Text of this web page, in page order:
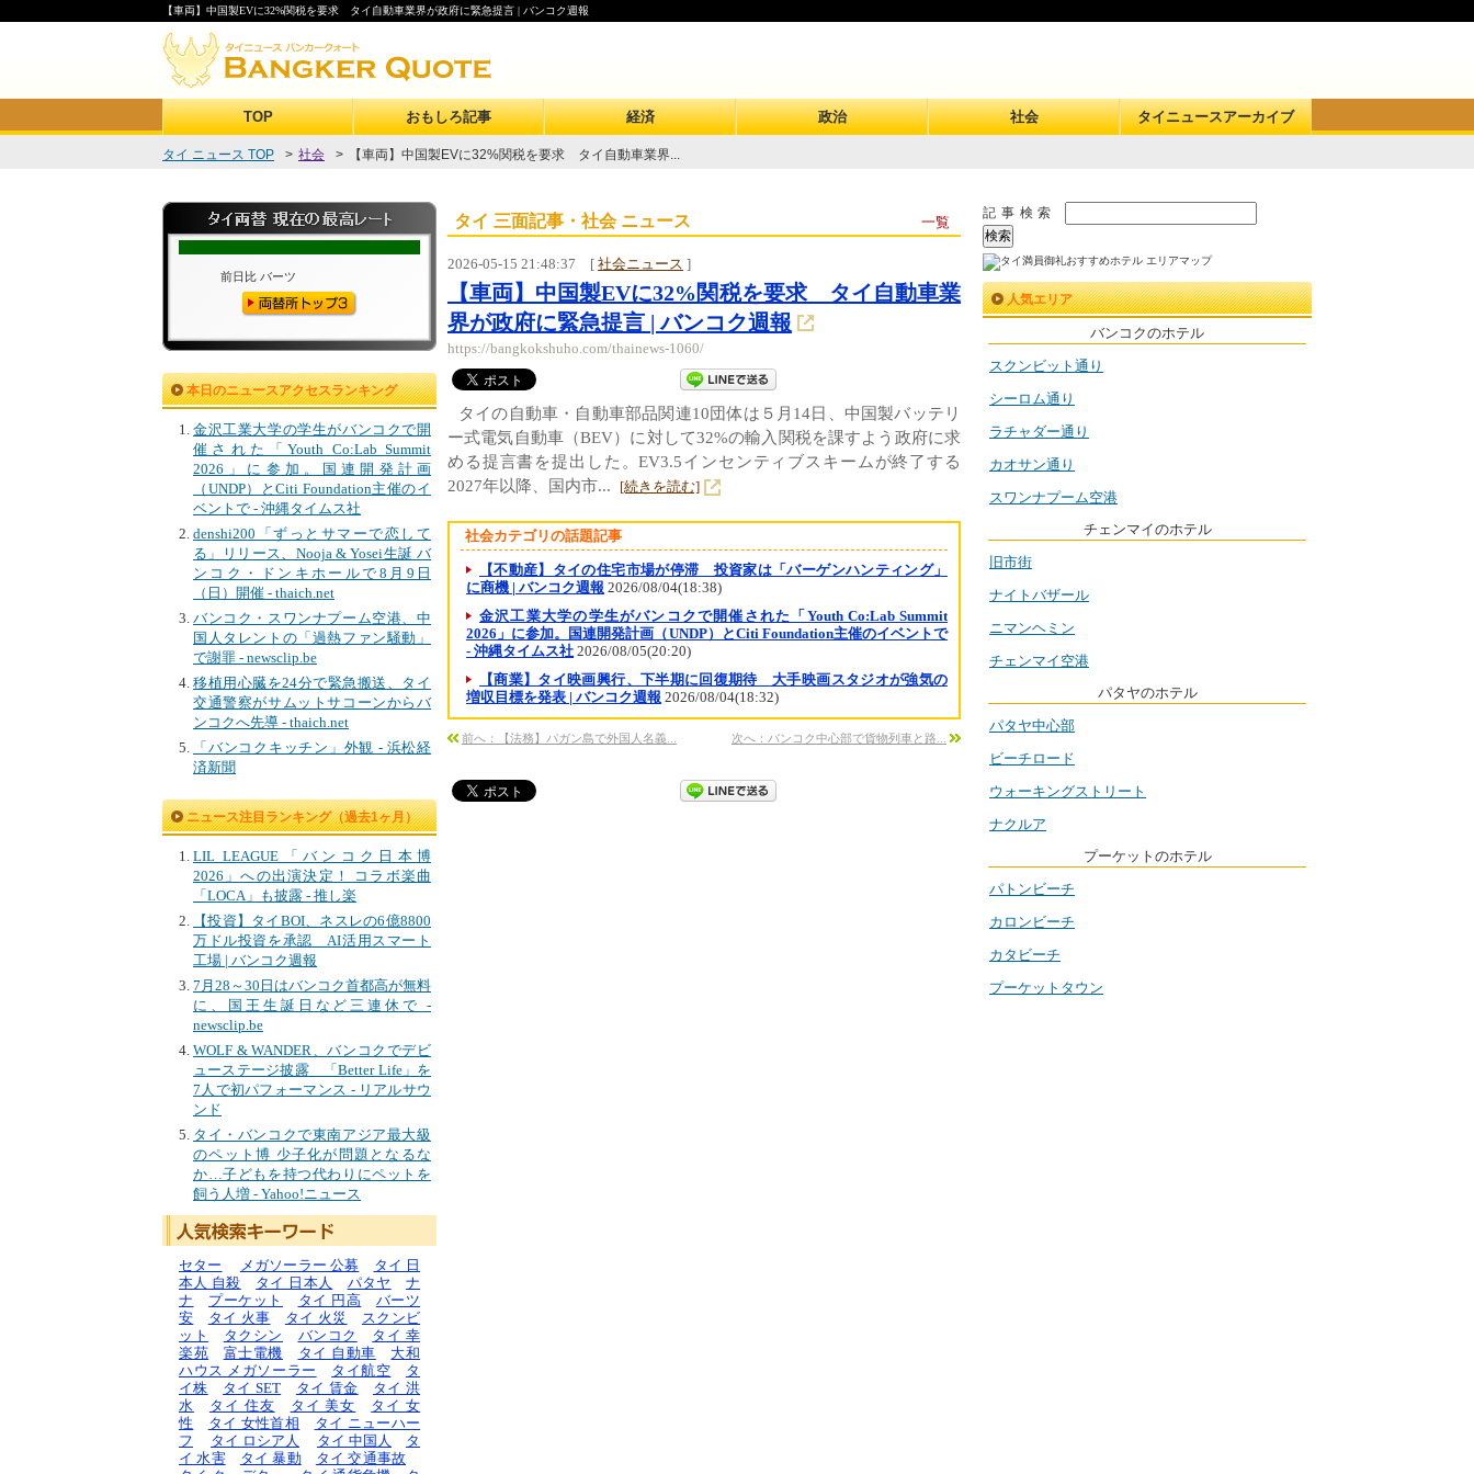
【車両】中国製EVに32%関税を要求 タイ自動車業界が政府に緊急提言 | バンコク週報
TOP おもしろ記事 経済 政治 社会 タイニュースアーカイブ
タイ ニュース TOP > 社会 > 【車両】中国製EVに32%関税を要求 タイ自動車業界...
本日のニュースアクセスランキング
金沢工業大学の学生がバンコクで開
催された「Youth Co:Lab Summit
2026」に参加。国連開発計画
（UNDP）とCiti Foundation主催のイ
ベントで - 沖縄タイムス社
denshi200「ずっとサマーで恋して
る」リリース、Nooja & Yosei生誕 バ
ンコク・ドンキホールで8月9日
（日）開催 - thaich.net
バンコク・スワンナプーム空港、中
国人タレントの「過熱ファン騒動」
で謝罪 - newsclip.be
移植用心臓を24分で緊急搬送、タイ
交通警察がサムットサコーンからバ
ンコクへ先導 - thaich.net
「バンコクキッチン」外観 - 浜松経
済新聞
ニュース注目ランキング（過去1ヶ月）
LIL LEAGUE「バンコク日本博
2026」への出演決定！ コラボ楽曲
「LOCA」も披露 - 推し楽
【投資】タイBOI、ネスレの6億8800
万ドル投資を承認 AI活用スマート
工場 | バンコク週報
7月28～30日はバンコク首都高が無料
に、国王生誕日など三連休で -
newsclip.be
WOLF & WANDER、バンコクでデビ
ューステージ披露 「Better Life」を
7人で初パフォーマンス - リアルサウ
ンド
タイ・バンコクで東南アジア最大級
のペット博 少子化が問題となるな
か…子どもを持つ代わりにペットを
飼う人増 - Yahoo!ニュース
セター メガソーラー 公募
タイ 日
本人 自殺
タイ 日本人 パタヤ
ナ
ナ
プーケット タイ 円高
バーツ
安
タイ 火事 タイ 火災
スクンビ
ット
タクシン バンコク
タイ 幸
楽苑
富士電機 タイ 自動車
大和
ハウス メガソーラー
タイ航空
タ
イ株
タイ SET タイ 賃金
タイ 洪
水
タイ 住友 タイ 美女
タイ 女
性
タイ 女性首相
タイ ニューハー
フ
タイ ロシア人 タイ 中国人
タ
イ 水害
タイ 暴動
タイ 交通事故
タイ 三面記事・社会 ニュース 一覧
2026-05-15 21:48:37 [ 社会ニュース ]
【車両】中国製EVに32%関税を要求 タイ自動車業
界が政府に緊急提言 | バンコク週報
https://bangkokshuho.com/thainews-1060/
タイの自動車・自動車部品関連10団体は５月14日、中国製バッテリ
ー式電気自動車（BEV）に対して32%の輸入関税を課すよう政府に求
める提言書を提出した。EV3.5インセンティブスキームが終了する
2027年以降、国内市... [続きを読む]
社会カテゴリの話題記事
【不動産】タイの住宅市場が停滞 投資家は「バーゲンハンティング」
に商機 | バンコク週報 2026/08/04(18:38)
金沢工業大学の学生がバンコクで開催された「Youth Co:Lab Summit
2026」に参加。国連開発計画（UNDP）とCiti Foundation主催のイベントで
- 沖縄タイムス社 2026/08/05(20:20)
【商業】タイ映画興行、下半期に回復期待 大手映画スタジオが強気の
増収目標を発表 | バンコク週報 2026/08/04(18:32)
前へ：【法務】パガン島で外国人名義... 次へ：バンコク中心部で貨物列車と路...
記事検索